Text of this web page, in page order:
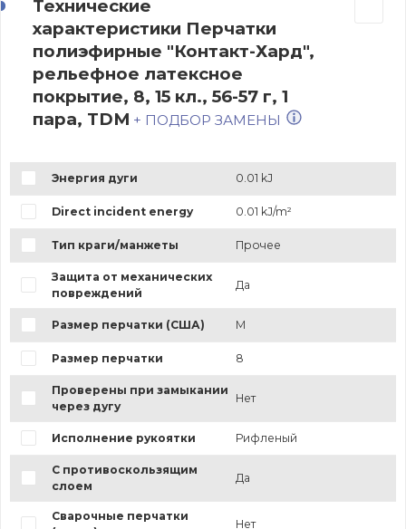
Технические
характеристики Перчатки
полиэфирные "Контакт-Хард",
рельефное латексное
покрытие, 8, 15 кл., 56-57 г, 1
пара, TDM + ПОДБОР ЗАМЕНЫ
Энергия дуги 0.01 kJ
Direct incident energy 0.01 kJ/m²
Тип краги/манжеты Прочее
Защита от механических
повреждений
Да
Размер перчатки (США) M
Размер перчатки 8
Проверены при замыкании
через дугу
Нет
Исполнение рукоятки Рифленый
С противоскользящим
слоем
Да
Сварочные перчатки
Нет